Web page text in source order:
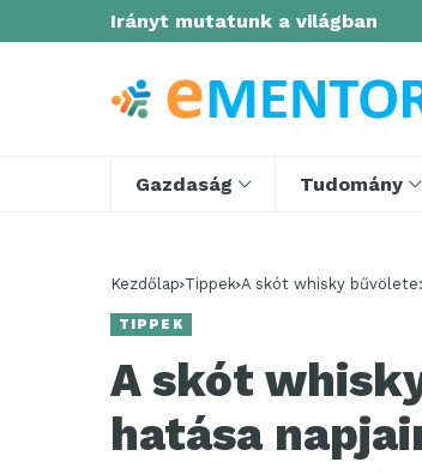
Irányt mutatunk a világban
Gazdaság Tudomány
Kezdőlap Tippek A skót whisky
TIPPEK
A skót
hatása